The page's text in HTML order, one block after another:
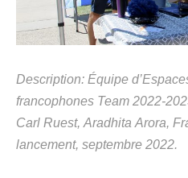
Description: Équipe
francophones Team 2022-
Carl Ruest, Aradhita Arora,
lancement, septembre 2022.